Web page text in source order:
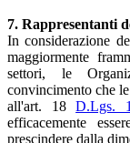
7. Rappresentanti
In considerazione
maggiormente
settori, le
convincimento che
all'art. 18D.Lgs.
efficacemente
prescindere dalla